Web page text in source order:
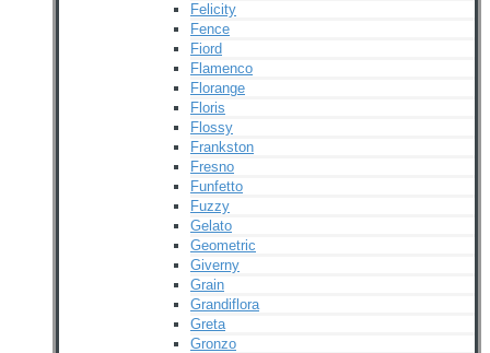
Felicity
Fence
Fiord
Flamenco
Florange
Floris
Flossy
Frankston
Fresno
Funfetto
Fuzzy
Gelato
Geometric
Giverny
Grain
Grandiflora
Greta
Gronzo